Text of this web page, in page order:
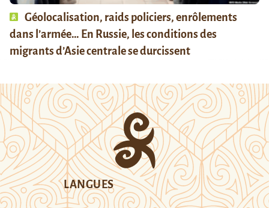
Géolocalisation, raids policiers, enrôlements
dans l’armée… En Russie, les conditions des
migrants d’Asie centrale se durcissent
LANGUES